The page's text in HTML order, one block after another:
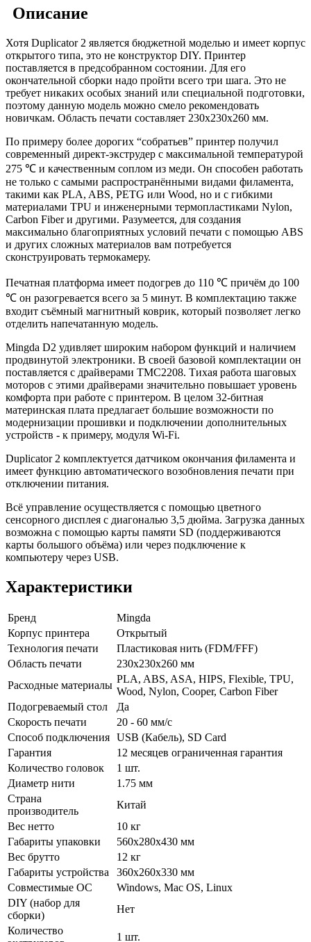
Описание
Хотя Duplicator 2 является бюджетной моделью и имеет корпус
открытого типа, это не конструктор DIY. Принтер
поставляется в предсобранном состоянии. Для его
окончательной сборки надо пройти всего три шага. Это не
требует никаких особых знаний или специальной подготовки,
поэтому данную модель можно смело рекомендовать
новичкам. Область печати составляет 230х230х260 мм.
По примеру более дорогих “собратьев” принтер получил
современный директ-экструдер с максимальной температурой
275 ℃ и качественным соплом из меди. Он способен работать
не только с самыми распространёнными видами филамента,
такими как PLA, ABS, PETG или Wood, но и с гибкими
материалами TPU и инженерными термопластиками Nylon,
Carbon Fiber и другими. Разумеется, для создания
максимально благоприятных условий печати с помощью ABS
и других сложных материалов вам потребуется
сконструировать термокамеру.
Печатная платформа имеет подогрев до 110 ℃ причём до 100
℃ он разогревается всего за 5 минут. В комплектацию также
входит съёмный магнитный коврик, который позволяет легко
отделить напечатанную модель.
Mingda D2 удивляет широким набором функций и наличием
продвинутой электроники. В своей базовой комплектации он
поставляется с драйверами TMC2208. Тихая работа шаговых
моторов с этими драйверами значительно повышает уровень
комфорта при работе с принтером. В целом 32-битная
материнская плата предлагает большие возможности по
модернизации прошивки и подключении дополнительных
устройств - к примеру, модуля Wi-Fi.
Duplicator 2 комплектуется датчиком окончания филамента и
имеет функцию автоматического возобновления печати при
отключении питания.
Всё управление осуществляется с помощью цветного
сенсорного дисплея с диагональю 3,5 дюйма. Загрузка данных
возможна с помощью карты памяти SD (поддерживаются
карты большого объёма) или через подключение к
компьютеру через USB.
Характеристики
Бренд
Mingda
Корпус принтера
Открытый
Технология печати
Пластиковая нить (FDM/FFF)
Область печати
230х230х260 мм
Расходные материалы
PLA, ABS, ASA, HIPS, Flexible, TPU,
Wood, Nylon, Cooper, Carbon Fiber
Подогреваемый стол
Да
Скорость печати
20 - 60 мм/с
Способ подключения USB (Кабель), SD Card
Гарантия
12 месяцев ограниченная гарантия
Количество головок
1 шт.
Диаметр нити
1.75 мм
Страна
производитель
Китай
Вес нетто
10 кг
Габариты упаковки
560х280х430 мм
Вес брутто
12 кг
Габариты устройства
360x260x330 мм
Совместимые ОС
Windows, Mac OS, Linux
DIY (набор для
сборки)
Нет
Количество
1 шт.